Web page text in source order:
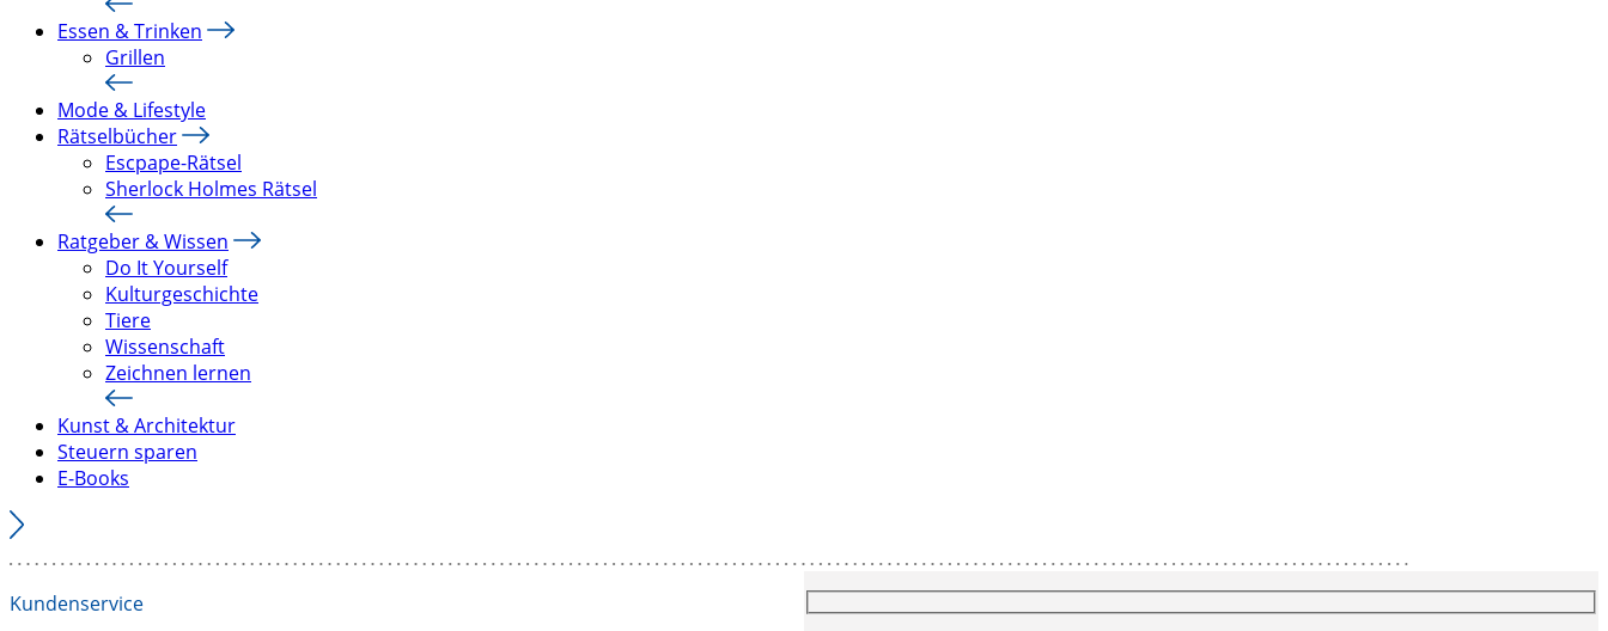
Essen & Trinken
Grillen
Mode & Lifestyle
Rätselbücher
Escpape-Rätsel
Sherlock Holmes Rätsel
Ratgeber & Wissen
Do It Yourself
Kulturgeschichte
Tiere
Wissenschaft
Zeichnen lernen
Kunst & Architektur
Steuern sparen
E-Books
Kundenservice